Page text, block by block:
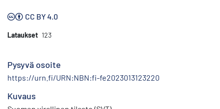
CC BY 4.0
Lataukset 123
Pysyvä osoite
https://urn.fi/URN:NBN:fi-fe2023013123220
Kuvaus